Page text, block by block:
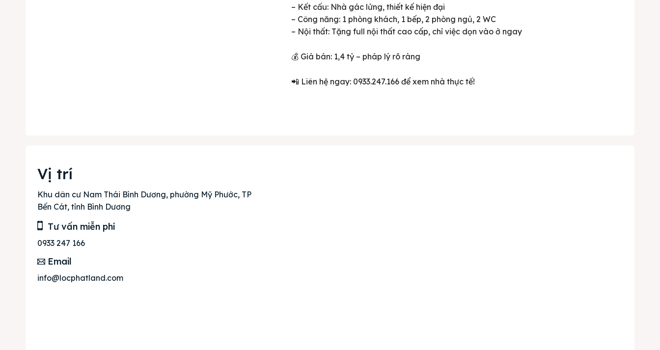
– Kết cấu: Nhà gác lửng, thiết kế hiện đại
– Công năng: 1 phòng khách, 1 bếp, 2 phòng ngủ, 2 WC
– Nội thất: Tặng full nội thất cao cấp, chỉ việc dọn vào ở ngay
💰 Giá bán: 1,4 tỷ – pháp lý rõ ràng
📲 Liên hệ ngay: 0933.247.166 để xem nhà thực tế!
Vị trí
Khu dân cư Nam Thái Bình Dương, phường Mỹ Phước, TP
Bến Cát, tỉnh Bình Dương
Tư vấn miễn phí
0933 247 166
Email
info@locphatland.com